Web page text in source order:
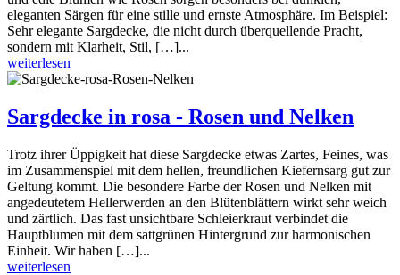
eleganten Särgen für eine stille und ernste Atmosphäre. Im Beispiel:
Sehr elegante Sargdecke, die nicht durch überquellende Pracht,
sondern mit Klarheit, Stil, […]...
weiterlesen
Sargdecke in rosa - Rosen und Nelken
Trotz ihrer Üppigkeit hat diese Sargdecke etwas Zartes, Feines, was
im Zusammenspiel mit dem hellen, freundlichen Kiefernsarg gut zur
Geltung kommt. Die besondere Farbe der Rosen und Nelken mit
angedeutetem Hellerwerden an den Blütenblättern wirkt sehr weich
und zärtlich. Das fast unsichtbare Schleierkraut verbindet die
Hauptblumen mit dem sattgrünen Hintergrund zur harmonischen
Einheit. Wir haben […]...
weiterlesen